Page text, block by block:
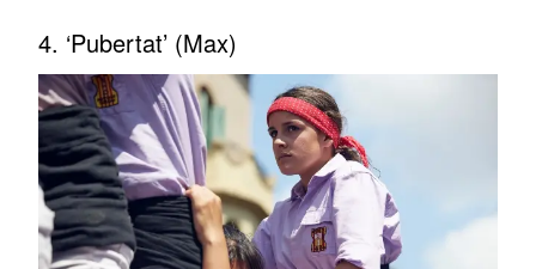
4. ‘Pubertat’ (Max)